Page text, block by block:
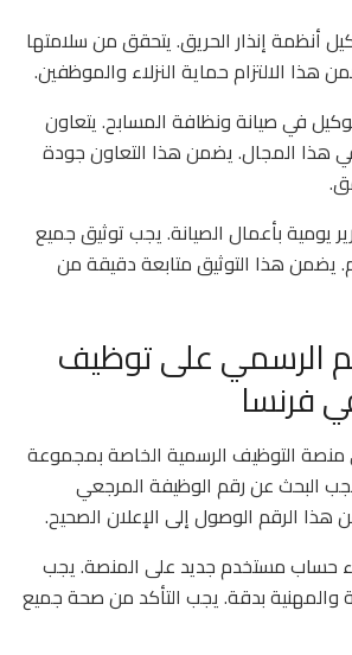
أنظمة إنذار الحريق. يتحقق من سلامتها
هذا الالتزام حماية النزلاء والموظفين.
في صيانة ونظافة المسابح. يتعاون
هذا المجال. يضمن هذا التعاون جودة
يومية بأعمال الصيانة. يجب توثيق جميع
يضمن هذا التوثيق متابعة دقيقة من
الرسمي على توظيف
فرنسا
منصة التوظيف الرسمية الخاصة بمجموعة
يجب البحث عن رقم الوظيفة المرجعي
حساب مستخدم جديد على المنصة. يجب
والمهنية بدقة. يجب التأكد من صحة جميع